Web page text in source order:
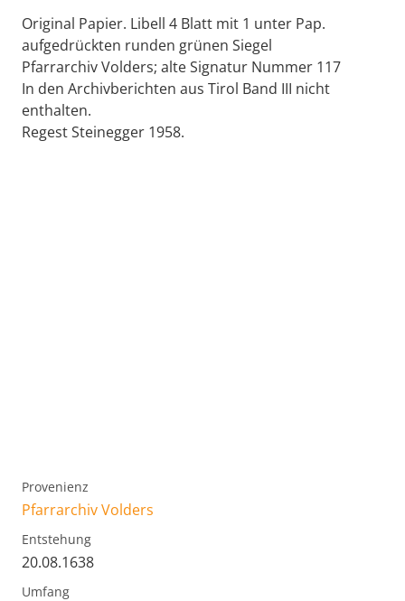
Original Papier. Libell 4 Blatt mit 1 unter Pap.
aufgedrückten runden grünen Siegel
Pfarrarchiv Volders; alte Signatur Nummer 117
In den Archivberichten aus Tirol Band III nicht
enthalten.
Regest Steinegger 1958.
Provenienz
Pfarrarchiv Volders
Entstehung
20.08.1638
Umfang